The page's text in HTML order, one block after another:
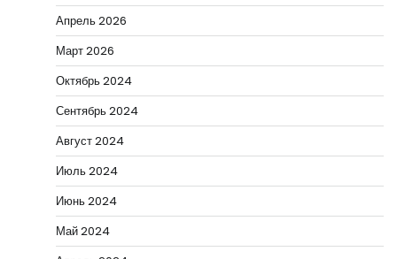
Апрель 2026
Март 2026
Октябрь 2024
Сентябрь 2024
Август 2024
Июль 2024
Июнь 2024
Май 2024